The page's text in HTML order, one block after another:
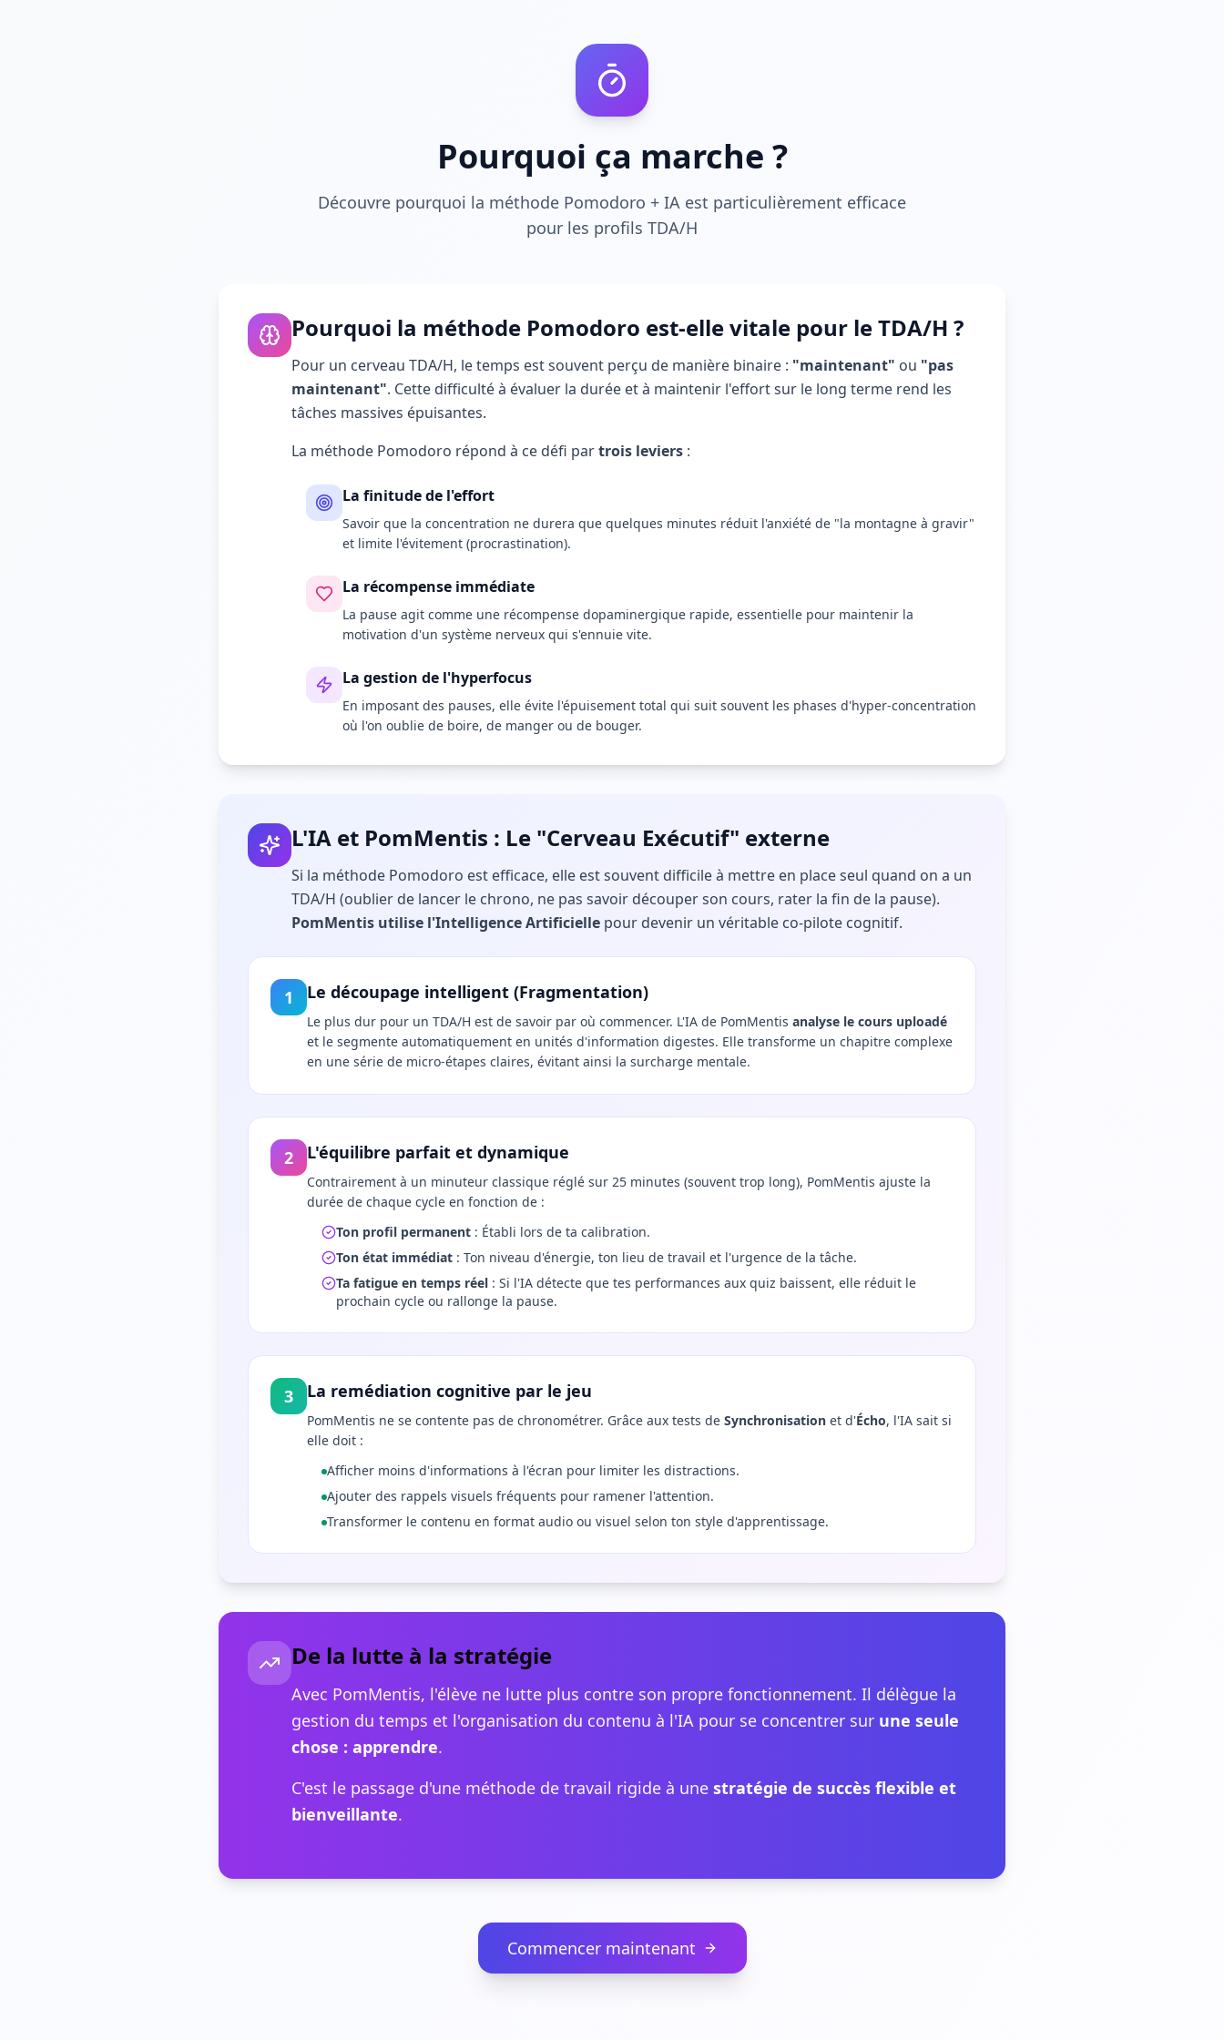
Pourquoi ça marche ?
Découvre pourquoi la méthode Pomodoro + IA est particulièrement efficace
pour les profils TDA/H
Pourquoi la méthode Pomodoro est-elle vitale pour le TDA/H ?
Pour un cerveau TDA/H, le temps est souvent perçu de manière binaire : "maintenant" ou "pas
maintenant". Cette difficulté à évaluer la durée et à maintenir l'effort sur le long terme rend les
tâches massives épuisantes.
La méthode Pomodoro répond à ce défi partrois leviers :
La finitude de l'effort
Savoir que la concentration ne durera que quelques minutes réduit l'anxiété de "la montagne à gravir"
et limite l'évitement (procrastination).
La récompense immédiate
La pause agit comme une récompense dopaminergique rapide, essentielle pour maintenir la
motivation d'un système nerveux qui s'ennuie vite.
La gestion de l'hyperfocus
En imposant des pauses, elle évite l'épuisement total qui suit souvent les phases d'hyper-concentration
où l'on oublie de boire, de manger ou de bouger.
L'IA et PomMentis : Le "Cerveau Exécutif" externe
Si la méthode Pomodoro est efficace, elle est souvent difficile à mettre en place seul quand on a un
TDA/H (oublier de lancer le chrono, ne pas savoir découper son cours, rater la fin de la pause).
PomMentis utilise l'Intelligence Artificielle pour devenir un véritable co-pilote cognitif.
1 Le découpage intelligent (Fragmentation)
Le plus dur pour un TDA/H est de savoir par où commencer. L'IA de PomMentis analyse le cours uploadé
et le segmente automatiquement en unités d'information digestes. Elle transforme un chapitre complexe
en une série de micro-étapes claires, évitant ainsi la surcharge mentale.
2 L'équilibre parfait et dynamique
Contrairement à un minuteur classique réglé sur 25 minutes (souvent trop long), PomMentis ajuste la
durée de chaque cycle en fonction de :
Ton profil permanent : Établi lors de ta calibration.
Ton état immédiat : Ton niveau d'énergie, ton lieu de travail et l'urgence de la tâche.
Ta fatigue en temps réel : Si l'IA détecte que tes performances aux quiz baissent, elle réduit le
prochain cycle ou rallonge la pause.
3 La remédiation cognitive par le jeu
PomMentis ne se contente pas de chronométrer. Grâce aux tests de Synchronisation et d'Écho, l'IA sait si
elle doit :
Afficher moins d'informations à l'écran pour limiter les distractions.
Ajouter des rappels visuels fréquents pour ramener l'attention.
Transformer le contenu en format audio ou visuel selon ton style d'apprentissage.
De la lutte à la stratégie
Avec PomMentis, l'élève ne lutte plus contre son propre fonctionnement. Il délègue la
gestion du temps et l'organisation du contenu à l'IA pour se concentrer sur une seule
chose : apprendre.
C'est le passage d'une méthode de travail rigide à une stratégie de succès flexible et
bienveillante.
Commencer maintenant